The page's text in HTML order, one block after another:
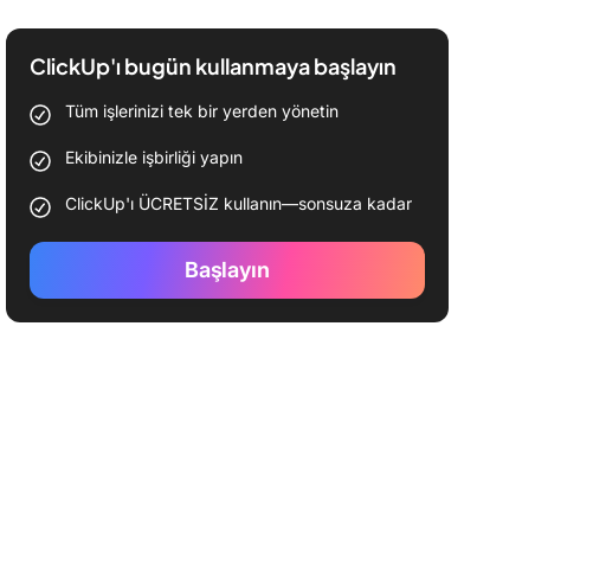
ClickUp'ı bugün kullanmaya başlayın
Tüm işlerinizi tek bir yerden yönetin
Ekibinizle işbirliği yapın
ClickUp'ı ÜCRETSİZ kullanın—sonsuza kadar
Başlayın